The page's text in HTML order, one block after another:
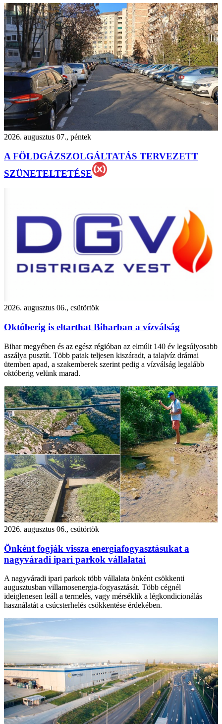
2026. augusztus 07., péntek
A FÖLDGÁZSZOLGÁLTATÁS TERVEZETT
SZÜNETELTETÉSE
2026. augusztus 06., csütörtök
Októberig is eltarthat Biharban a vízválság
Bihar megyében és az egész régióban az elmúlt 140 év legsúlyosabb
aszálya pusztít. Több patak teljesen kiszáradt, a talajvíz drámai
ütemben apad, a szakemberek szerint pedig a vízválság legalább
októberig velünk marad.
2026. augusztus 06., csütörtök
Önként fogják vissza energiafogyasztásukat a
nagyváradi ipari parkok vállalatai
A nagyváradi ipari parkok több vállalata önként csökkenti
augusztusban villamosenergia-fogyasztását. Több cégnél
ideiglenesen leáll a termelés, vagy mérséklik a légkondicionálás
használatát a csúcsterhelés csökkentése érdekében.